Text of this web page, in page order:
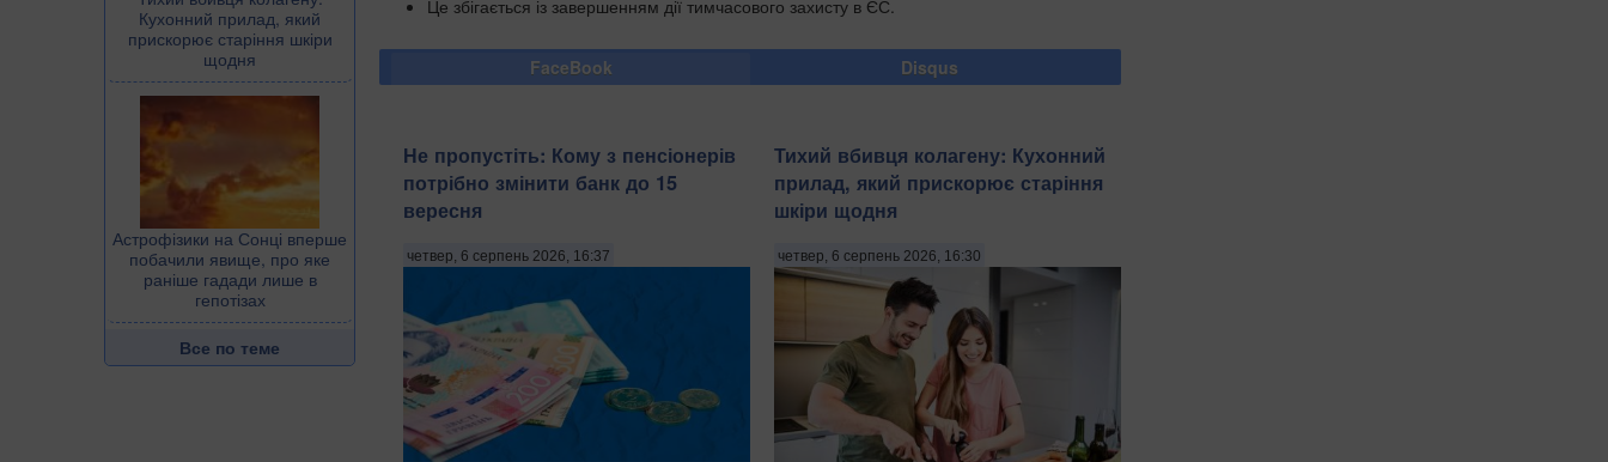
Кухонний прилад, який
прискорює старіння шкіри
щодня
Астрофізики на Сонці вперше
побачили явище, про яке
раніше гадади лише в
гепотізах
Все по теме
Це збігається із завершенням дії тимчасового захисту в ЄС.
FaceBook Disqus
Не пропустіть: Кому з пенсіонерів
потрібно змінити банк до 15
вересня
четвер, 6 серпень 2026, 16:37
Тихий вбивця колагену: Кухонний
прилад, який прискорює старіння
шкіри щодня
четвер, 6 серпень 2026, 16:30